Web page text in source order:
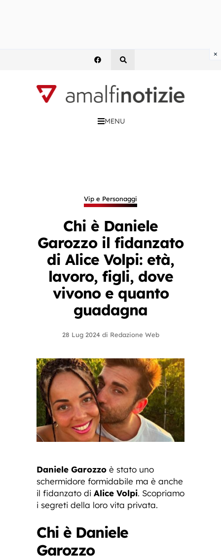
MENU
Vip e Personaggi
Chi è Daniele
Garozzo il fidanzato
di Alice Volpi: età,
lavoro, figli, dove
vivono e quanto
guadagna
28 Lug 2024 di Redazione Web
Daniele Garozzo è stato uno
schermidore formidabile ma è anche
il fidanzato di Alice Volpi. Scopriamo
i segreti della loro vita privata.
Chi è Daniele
Garozzo
×